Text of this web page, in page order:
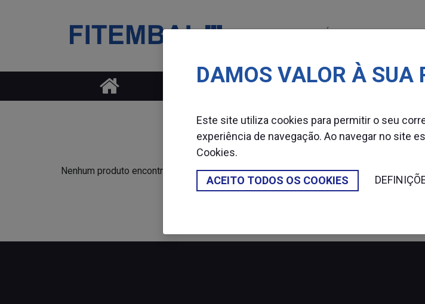
Saltar para o conteï¿½do principal da pï¿½gina
MÁQUINAS
Nenhum produto encontrado.
DAMOS VALOR À SUA
Este site utiliza cookies para permitir o seu
experiência de navegação. Ao navegar no site
Cookies.
ACEITO TODOS OS COOKIES